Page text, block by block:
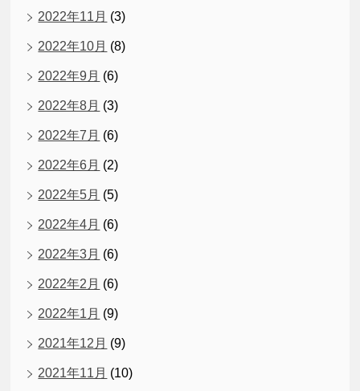
2022年11月 (3)
2022年10月 (8)
2022年9月 (6)
2022年8月 (3)
2022年7月 (6)
2022年6月 (2)
2022年5月 (5)
2022年4月 (6)
2022年3月 (6)
2022年2月 (6)
2022年1月 (9)
2021年12月 (9)
2021年11月 (10)